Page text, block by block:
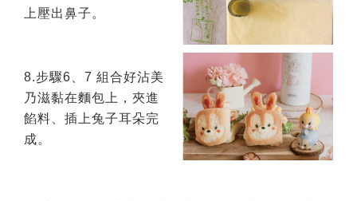
上壓出鼻子。
8.步驟6、7 組合好沾美
乃滋黏在麵包上，夾進
餡料、插上兔子耳朵完
成。